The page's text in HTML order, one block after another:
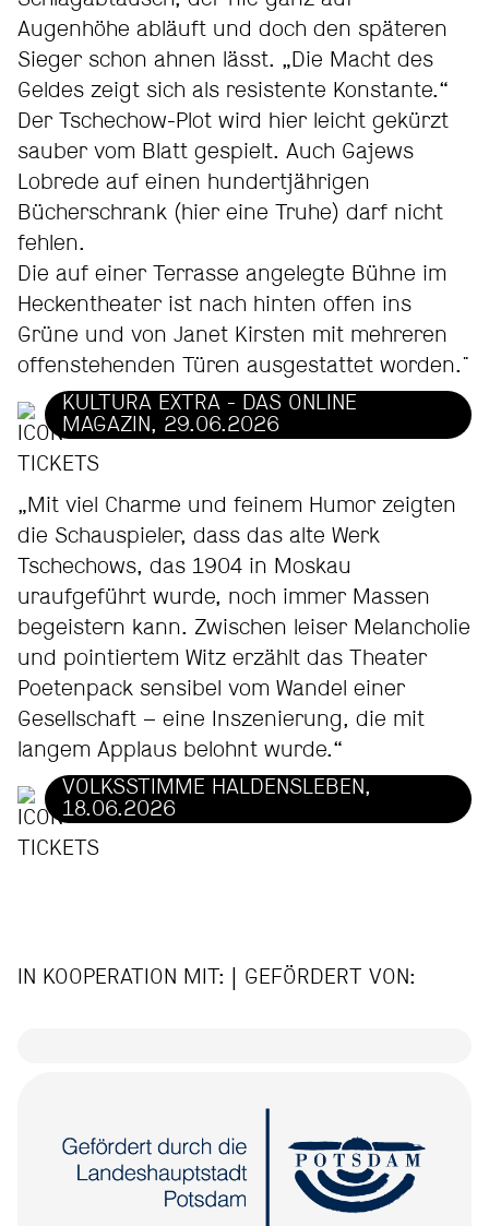
Augenhöhe abläuft und doch den späteren
Sieger schon ahnen lässt. „Die Macht des
Geldes zeigt sich als resistente Konstante.“
Der Tschechow-Plot wird hier leicht gekürzt
sauber vom Blatt gespielt. Auch Gajews
Lobrede auf einen hundertjährigen
Bücherschrank (hier eine Truhe) darf nicht
fehlen.
Die auf einer Terrasse angelegte Bühne im
Heckentheater ist nach hinten offen ins
Grüne und von Janet Kirsten mit mehreren
offenstehenden Türen ausgestattet worden."
KULTURA EXTRA - DAS ONLINE
MAGAZIN, 29.06.2026
„Mit viel Charme und feinem Humor zeigten
die Schauspieler, dass das alte Werk
Tschechows, das 1904 in Moskau
uraufgeführt wurde, noch immer Massen
begeistern kann. Zwischen leiser Melancholie
und pointiertem Witz erzählt das Theater
Poetenpack sensibel vom Wandel einer
Gesellschaft – eine Inszenierung, die mit
langem Applaus belohnt wurde.“
VOLKSSTIMME HALDENSLEBEN,
18.06.2026
IN KOOPERATION MIT: | GEFÖRDERT VON: